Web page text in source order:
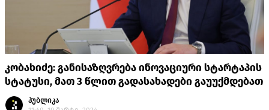
კობახიძე: განისაზღვრება ინოვაციური სტარტაპის
სტატუსი, მათ 3 წლით გადასახადები გაუუქმდებათ
პუბლიკა